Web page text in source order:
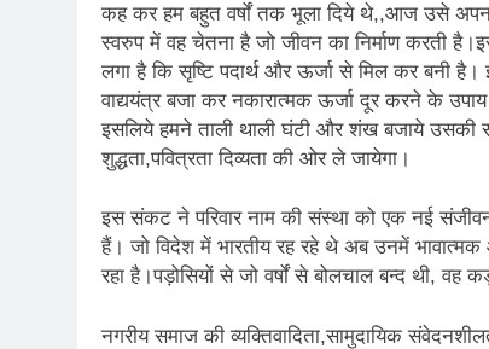
कह कर हम बहुत वर्षों तक भूला दिये थे,,आज उसे
स्वरुप में वह चेतना है जो जीवन का निर्माण करती
लगा है कि सृष्टि पदार्थ और ऊर्जा से मिल कर बनी
वाद्ययंत्र बजा कर नकारात्मक ऊर्जा दूर करने के
इसलिये हमने ताली थाली घंटी और शंख बजाये उसकी
शुद्धता,पवित्रता दिव्यता की ओर ले जायेगा।
इस संकट ने परिवार नाम की संस्था को एक नई
हैं। जो विदेश में भारतीय रह रहे थे अब उनमें
रहा है।पड़ोसियों से जो वर्षों से बोलचाल बन्द थी, वह
नगरीय समाज की व्यक्तिवादिता,सामुदायिक